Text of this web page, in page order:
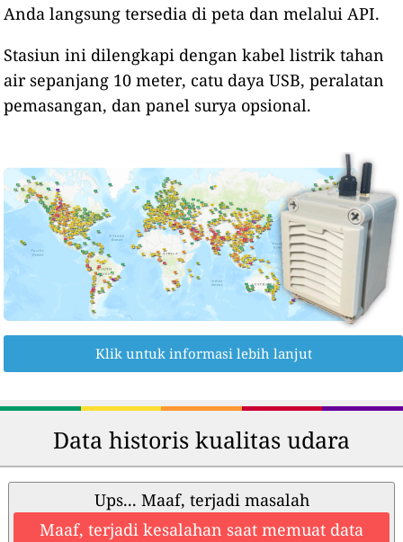
Anda langsung tersedia di peta dan melalui API.
Stasiun ini dilengkapi dengan kabel listrik tahan
air sepanjang 10 meter, catu daya USB, peralatan
pemasangan, dan panel surya opsional.
Klik untuk informasi lebih lanjut
Data historis kualitas udara
Ups... Maaf, terjadi masalah
Maaf, terjadi kesalahan saat memuat data